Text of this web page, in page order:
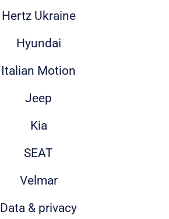
Hertz Ukraine
Hyundai
Italian Motion
Jeep
Kia
SEAT
Velmar
Data & privacy